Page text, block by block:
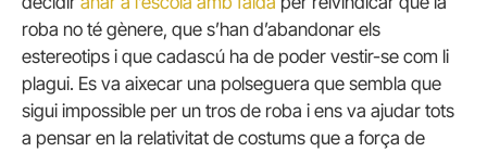
roba no té gènere, que s’han d’abandonar els
estereotips i que cadascú ha de poder vestir-se com li
plagui. Es va aixecar una polseguera que sembla que
sigui impossible per un tros de roba i ens va ajudar tots
a pensar en la relativitat de costums que a força de